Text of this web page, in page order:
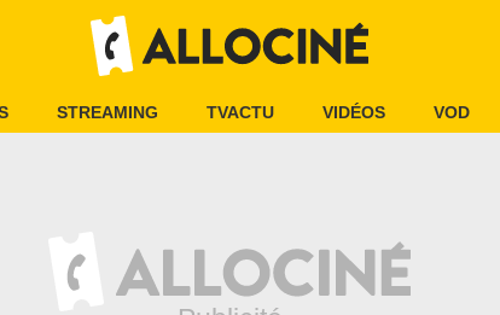
STREAMING TVACTU VIDÉOS VOD